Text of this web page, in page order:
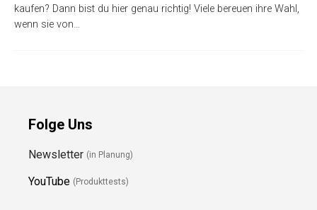
kaufen? Dann bist du hier genau richtig! Viele bereuen ihre Wahl,
wenn sie von…
Folge Uns
Newsletter (in Planung)
YouTube (Produkttests)